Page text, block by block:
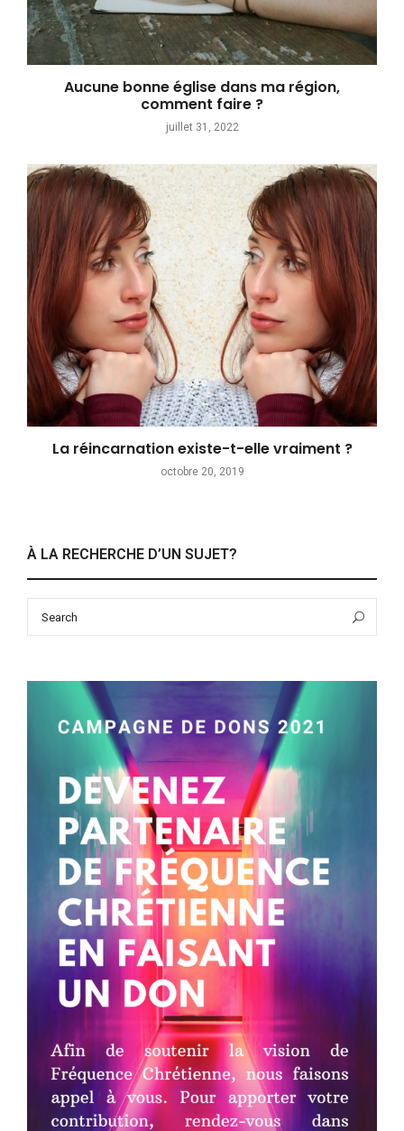
Aucune bonne église dans ma région,
comment faire ?
juillet 31, 2022
La réincarnation existe-t-elle vraiment ?
octobre 20, 2019
À LA RECHERCHE D’UN SUJET?